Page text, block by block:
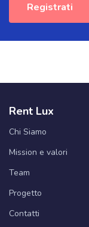
Registrati
Rent Lux
Chi Siamo
Mission e valori
Team
Progetto
Contatti